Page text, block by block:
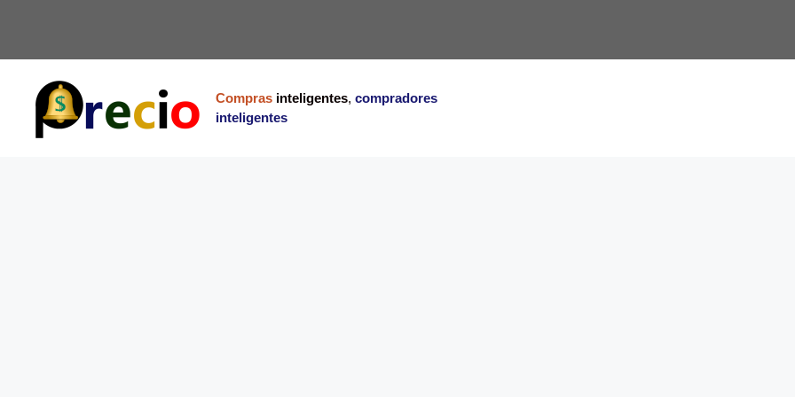
Compras inteligentes, compradores
inteligentes